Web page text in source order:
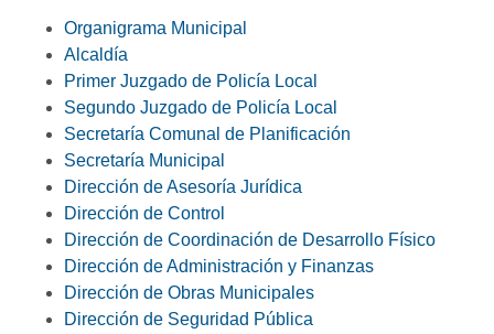
Organigrama Municipal
Alcaldía
Primer Juzgado de Policía Local
Segundo Juzgado de Policía Local
Secretaría Comunal de Planificación
Secretaría Municipal
Dirección de Asesoría Jurídica
Dirección de Control
Dirección de Coordinación de Desarrollo Físico
Dirección de Administración y Finanzas
Dirección de Obras Municipales
Dirección de Seguridad Pública